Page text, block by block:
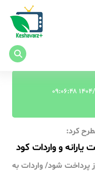
کرد:
و واردات کود
پرداخت شود/ واردات به